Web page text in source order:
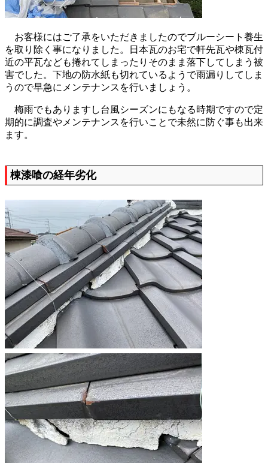
お客様にはご了承をいただきましたのでブルーシート養生
を取り除く事になりました。日本瓦のお宅で軒先瓦や棟瓦付
近の平瓦なども捲れてしまったりそのまま落下してしまう被
害でした。下地の防水紙も切れているようで雨漏りしてしま
うので早急にメンテナンスを行いましょう。
梅雨でもありますし台風シーズンにもなる時期ですので定
期的に調査やメンテナンスを行いことで未然に防ぐ事も出来
ます。
棟漆喰の経年劣化